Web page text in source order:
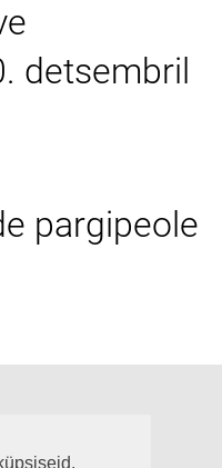
detsembril
pargipeole